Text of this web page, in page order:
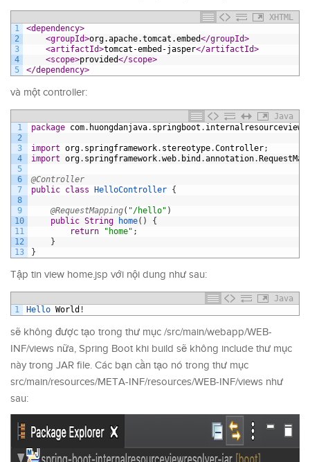
XHTML
1
2
3
4
5
<dependency>
<groupId>org.apache.tomcat.embed</groupId>
<artifactId>tomcat-embed-jasper</artifactId>
<scope>provided</scope>
</dependency>
và một controller:
Java
1
2
3
4
5
6
7
8
9
10
11
12
13
package com. huongdanjava. springboot .
import org. springframework. stereotype.Controller;
import org. springframework.web. bind .annotation.
@Controller
public class HelloController {
@RequestMapping( "/hello" )
public String home( )
{
return
"home" ;
}
}
Tập tin view home.jsp với nội dung như sau:
Java
1
Hello World !
sẽ không được tạo trong thư mục /src/main/webapp/WEB-
INF/views nữa, Spring Boot khi build sẽ không include thư mục
này trong JAR file. Các bạn cần tạo nó trong thư mục
src/main/resources/META-INF/resources/WEB-INF/views như
sau: